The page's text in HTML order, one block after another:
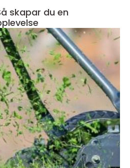
skapar du en